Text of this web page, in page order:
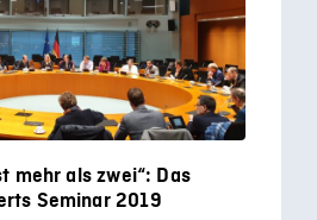
mehr als zwei“: Das
Seminar 2019